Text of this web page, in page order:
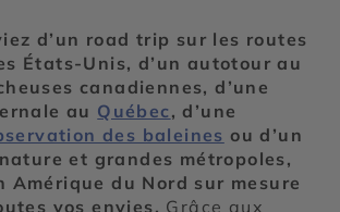
d’un road trip sur les routes
États-Unis, d’un autotour au
canadiennes, d’une
au Québec , d’une
des baleines ou d’un
et grandes métropoles,
Amérique du Nord sur mesure
vos envies. Grâce aux